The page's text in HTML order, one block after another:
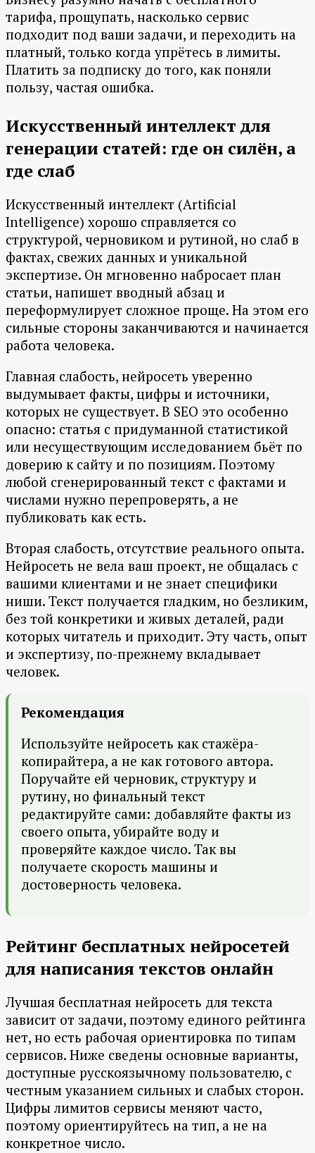
тарифа, прощупать, насколько сервис
подходит под ваши задачи, и переходить на
платный, только когда упрётесь в лимиты.
Платить за подписку до того, как поняли
пользу, частая ошибка.
Искусственный интеллект для
генерации статей: где он силён, а
где слаб
Искусственный интеллект (Artificial
Intelligence) хорошо справляется со
структурой, черновиком и рутиной, но слаб в
фактах, свежих данных и уникальной
экспертизе. Он мгновенно набросает план
статьи, напишет вводный абзац и
переформулирует сложное проще. На этом его
сильные стороны заканчиваются и начинается
работа человека.
Главная слабость, нейросеть уверенно
выдумывает факты, цифры и источники,
которых не существует. В SEO это особенно
опасно: статья с придуманной статистикой
или несуществующим исследованием бьёт по
доверию к сайту и по позициям. Поэтому
любой сгенерированный текст с фактами и
числами нужно перепроверять, а не
публиковать как есть.
Вторая слабость, отсутствие реального опыта.
Нейросеть не вела ваш проект, не общалась с
вашими клиентами и не знает специфики
ниши. Текст получается гладким, но безликим,
без той конкретики и живых деталей, ради
которых читатель и приходит. Эту часть, опыт
и экспертизу, по-прежнему вкладывает
человек.
Рекомендация
Используйте нейросеть как стажёра-
копирайтера, а не как готового автора.
Поручайте ей черновик, структуру и
рутину, но финальный текст
редактируйте сами: добавляйте факты из
своего опыта, убирайте воду и
проверяйте каждое число. Так вы
получаете скорость машины и
достоверность человека.
Рейтинг бесплатных нейросетей
для написания текстов онлайн
Лучшая бесплатная нейросеть для текста
зависит от задачи, поэтому единого рейтинга
нет, но есть рабочая ориентировка по типам
сервисов. Ниже сведены основные варианты,
доступные русскоязычному пользователю, с
честным указанием сильных и слабых сторон.
Цифры лимитов сервисы меняют часто,
поэтому ориентируйтесь на тип, а не на
конкретное число.